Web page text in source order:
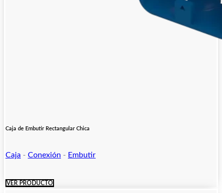
Caja de Embutir Rectangular Chica
Caja - Conexión - Embutir
VER PRODUCTO